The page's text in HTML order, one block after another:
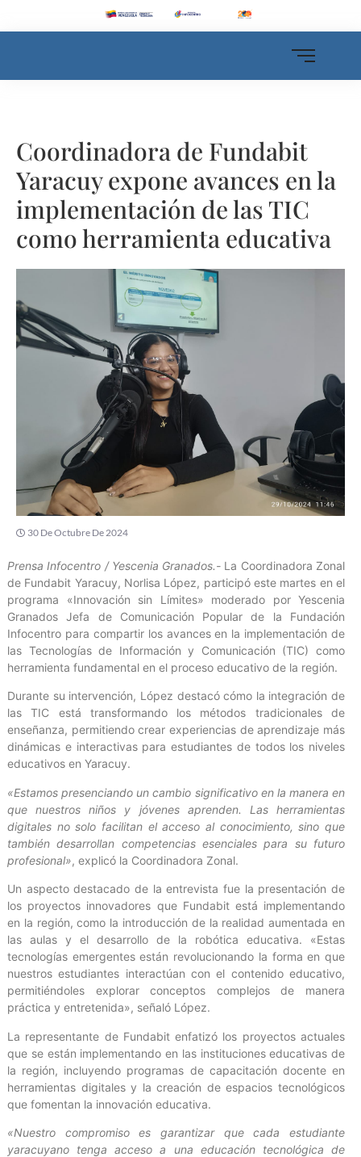
Coordinadora de Fundabit
Yaracuy expone avances en la
implementación de las TIC
como herramienta educativa
30 De Octubre De 2024
Prensa Infocentro / Yescenia Granados.- La Coordinadora Zonal
de Fundabit Yaracuy, Norlisa López, participó este martes en el
programa «Innovación sin Límites» moderado por Yescenia
Granados Jefa de Comunicación Popular de la Fundación
Infocentro para compartir los avances en la implementación de
las Tecnologías de Información y Comunicación (TIC) como
herramienta fundamental en el proceso educativo de la región.
Durante su intervención, López destacó cómo la integración de
las TIC está transformando los métodos tradicionales de
enseñanza, permitiendo crear experiencias de aprendizaje más
dinámicas e interactivas para estudiantes de todos los niveles
educativos en Yaracuy.
«Estamos presenciando un cambio significativo en la manera en
que nuestros niños y jóvenes aprenden. Las herramientas
digitales no solo facilitan el acceso al conocimiento, sino que
también desarrollan competencias esenciales para su futuro
profesional», explicó la Coordinadora Zonal.
Un aspecto destacado de la entrevista fue la presentación de
los proyectos innovadores que Fundabit está implementando
en la región, como la introducción de la realidad aumentada en
las aulas y el desarrollo de la robótica educativa. «Estas
tecnologías emergentes están revolucionando la forma en que
nuestros estudiantes interactúan con el contenido educativo,
permitiéndoles explorar conceptos complejos de manera
práctica y entretenida», señaló López.
La representante de Fundabit enfatizó los proyectos actuales
que se están implementando en las instituciones educativas de
la región, incluyendo programas de capacitación docente en
herramientas digitales y la creación de espacios tecnológicos
que fomentan la innovación educativa.
«Nuestro compromiso es garantizar que cada estudiante
yaracuyano tenga acceso a una educación tecnológica de